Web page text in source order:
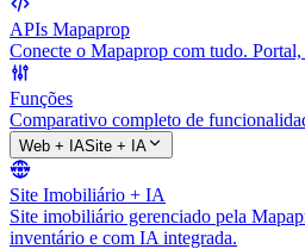
APIs Mapaprop
Conecte o Mapaprop com tudo.
Funções
Comparativo completo de
Web + IASite + IA
Site Imobiliário + IA
Site imobiliário gerenciado pela
inventário e com IA integrada.